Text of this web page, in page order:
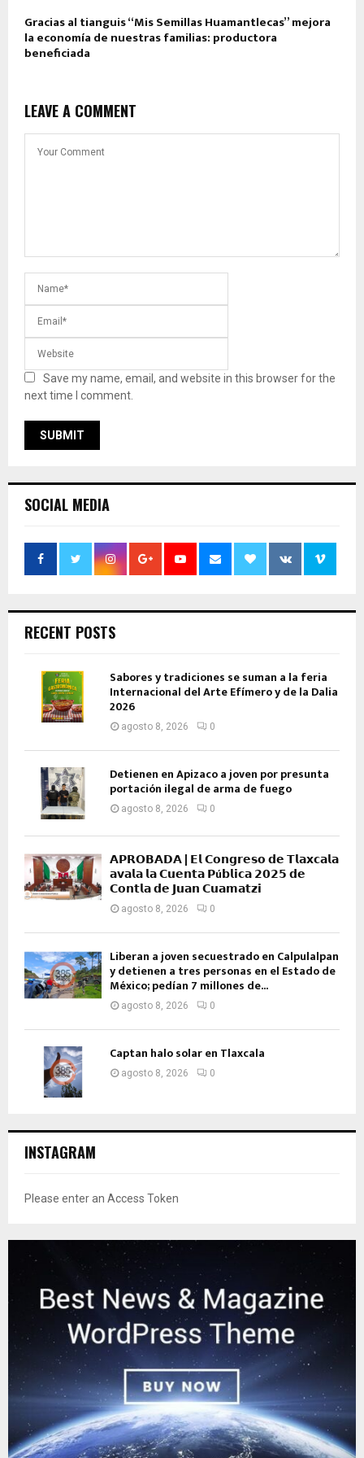
Gracias al tianguis “Mis Semillas Huamantlecas” mejora
la economía de nuestras familias: productora
beneficiada
LEAVE A COMMENT
Save my name, email, and website in this browser for the
next time I comment.
SOCIAL MEDIA
RECENT POSTS
Sabores y tradiciones se suman a la feria
Internacional del Arte Efímero y de la Dalia
2026
agosto 8, 2026 0
Detienen en Apizaco a joven por presunta
portación ilegal de arma de fuego
agosto 8, 2026 0
𝗔𝗣𝗥𝗢𝗕𝗔𝗗𝗔 | 𝗘𝗹 𝗖𝗼𝗻𝗴𝗿𝗲𝘀𝗼 𝗱𝗲 𝗧𝗹𝗮𝘅𝗰𝗮𝗹𝗮
𝗮𝘃𝗮𝗹𝗮 𝗹𝗮 𝗖𝘂𝗲𝗻𝘁𝗮 𝗣ú𝗯𝗹𝗶𝗰𝗮 𝟮𝟬𝟮𝟱 𝗱𝗲
𝗖𝗼𝗻𝘁𝗹𝗮 𝗱𝗲 𝗝𝘂𝗮𝗻 𝗖𝘂𝗮𝗺𝗮𝘁𝘇𝗶
agosto 8, 2026 0
Liberan a joven secuestrado en Calpulalpan
y detienen a tres personas en el Estado de
México; pedían 7 millones de...
agosto 8, 2026 0
Captan halo solar en Tlaxcala
agosto 8, 2026 0
INSTAGRAM
Please enter an Access Token